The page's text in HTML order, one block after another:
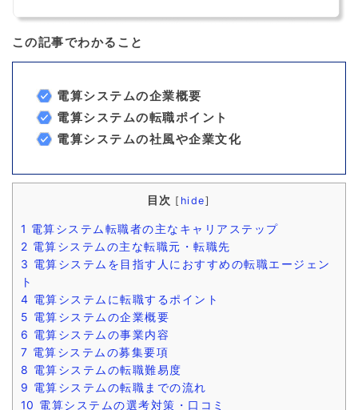
この記事でわかること
電算システムの企業概要
電算システムの転職ポイント
電算システムの社風や企業文化
目次 [ hide]
1 電算システム転職者の主なキャリアステップ
2 電算システムの主な転職元・転職先
3 電算システムを目指す人におすすめの転職エージェン
ト
4 電算システムに転職するポイント
5 電算システムの企業概要
6 電算システムの事業内容
7 電算システムの募集要項
8 電算システムの転職難易度
9 電算システムの転職までの流れ
10 電算システムの選考対策・口コミ